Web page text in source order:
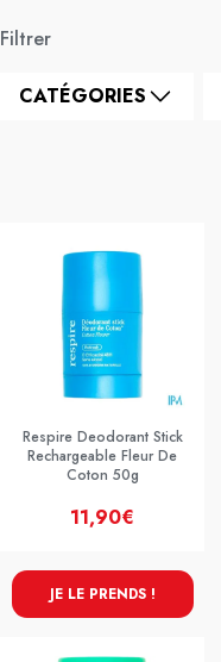
Filtrer
CATÉGORIES
Respire Deodorant Stick
Rechargeable Fleur De
Coton 50g
11,90€
JE LE PRENDS !